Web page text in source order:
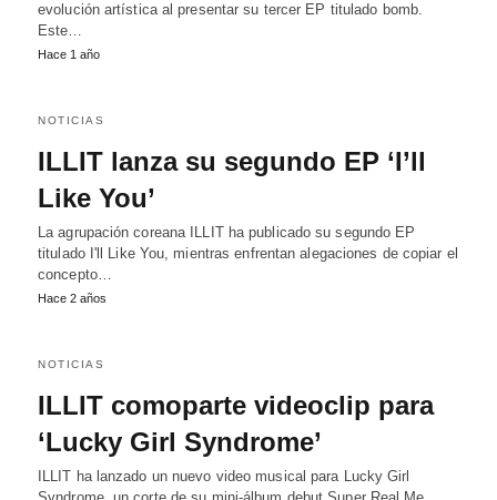
evolución artística al presentar su tercer EP titulado bomb.
Este…
Hace 1 año
NOTICIAS
ILLIT lanza su segundo EP ‘I’ll
Like You’
La agrupación coreana ILLIT ha publicado su segundo EP
titulado I'll Like You, mientras enfrentan alegaciones de copiar el
concepto…
Hace 2 años
NOTICIAS
ILLIT comoparte videoclip para
‘Lucky Girl Syndrome’
ILLIT ha lanzado un nuevo video musical para Lucky Girl